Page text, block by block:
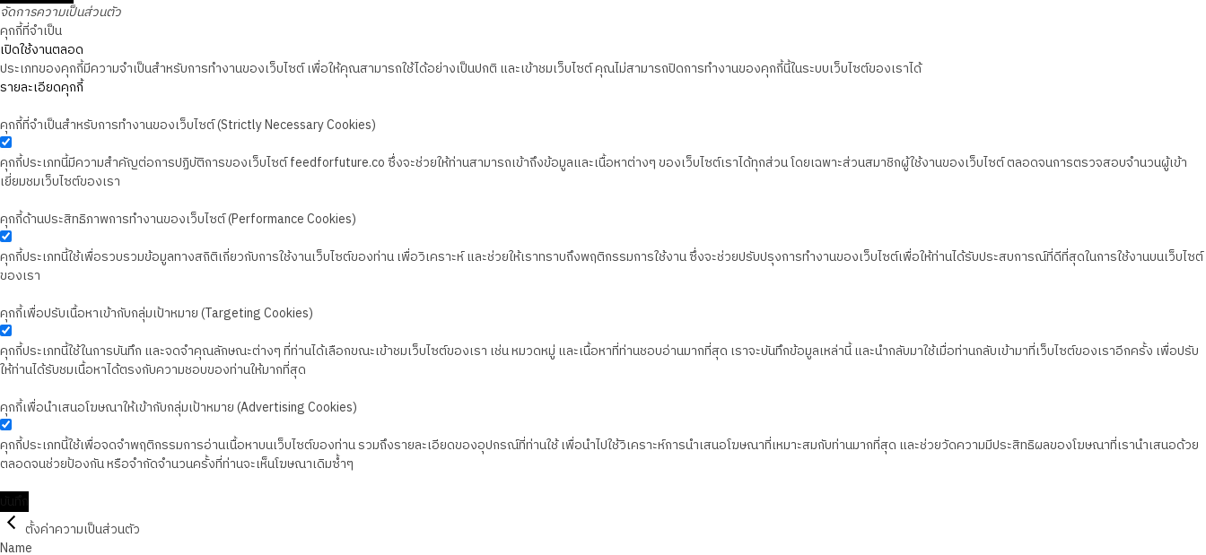
จัดการความเป็นส่วนตัว
คุกกี้ที่จำเป็น
เปิดใช้งานตลอด
ประเภทของคุกกี้มีความจำเป็นสำหรับการทำงานของเว็บไซต์ เพื่อให้คุณสามารถใช้ได้อย่างเป็นปกติ และเข้าชมเว็บไซต์ คุณไม่สามารถปิดการทำงานของคุกกี้นี้ในระบบเว็บไซต์ของเราได้
รายละเอียดคุกกี้
คุกกี้ที่จำเป็นสำหรับการทำงานของเว็บไซต์ (Strictly Necessary Cookies)
คุกกี้ประเภทนี้มีความสำคัญต่อการปฏิบัติการของเว็บไซต์ feedforfuture.co ซึ่งจะช่วยให้ท่านสามารถเข้าถึงข้อมูลและเนื้อหาต่างๆ ของเว็บไซต์เราได้ทุกส่วน โดยเฉพาะส่วนสมาชิกผู้ใช้งานของเว็บไซต์ ตลอดจนการตรวจสอบจำนวนผู้เข้า
เยี่ยมชมเว็บไซต์ของเรา
คุกกี้ด้านประสิทธิภาพการทำงานของเว็บไซต์ (Performance Cookies)
คุกกี้ประเภทนี้ใช้เพื่อรวบรวมข้อมูลทางสถิติเกี่ยวกับการใช้งานเว็บไซต์ของท่าน เพื่อวิเคราะห์ และช่วยให้เราทราบถึงพฤติกรรมการใช้งาน ซึ่งจะช่วยปรับปรุงการทำงานของเว็บไซต์เพื่อให้ท่านได้รับประสบการณ์ที่ดีที่สุดในการใช้งานบนเว็บไซต์
ของเรา
คุกกี้เพื่อปรับเนื้อหาเข้ากับกลุ่มเป้าหมาย (Targeting Cookies)
คุกกี้ประเภทนี้ใช้ในการบันทึก และจดจำคุณลักษณะต่างๆ ที่ท่านได้เลือกขณะเข้าชมเว็บไซต์ของเรา เช่น หมวดหมู่ และเนื้อหาที่ท่านชอบอ่านมากที่สุด เราจะบันทึกข้อมูลเหล่านี้ และนำกลับมาใช้เมื่อท่านกลับเข้ามาที่เว็บไซต์ของเราอีกครั้ง เพื่อปรับ
ให้ท่านได้รับชมเนื้อหาได้ตรงกับความชอบของท่านให้มากที่สุด
คุกกี้เพื่อนำเสนอโฆษณาให้เข้ากับกลุ่มเป้าหมาย (Advertising Cookies)
คุกกี้ประเภทนี้ใช้เพื่อจดจำพฤติกรรมการอ่านเนื้อหาบนเว็บไซต์ของท่าน รวมถึงรายละเอียดของอุปกรณ์ที่ท่านใช้ เพื่อนำไปใช้วิเคราะห์การนำเสนอโฆษณาที่เหมาะสมกับท่านมากที่สุด และช่วยวัดความมีประสิทธิผลของโฆษณาที่เรานำเสนอด้วย
ตลอดจนช่วยป้องกัน หรือจำกัดจำนวนครั้งที่ท่านจะเห็นโฆษณาเดิมซ้ำๆ
ตั้งค่าความเป็นส่วนตัว
Name